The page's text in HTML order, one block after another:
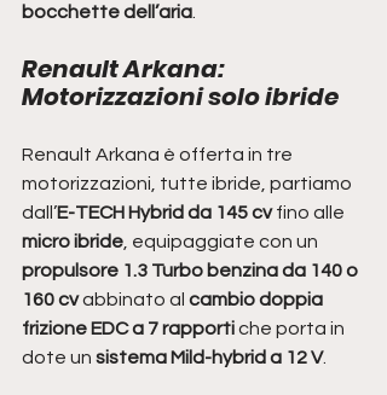
bocchette dell’aria
Renault Arkana:
Motorizzazioni solo ibride
Renault Arkana è offerta in tre
motorizzazioni, tutte ibride, partiamo
dall’E-TECH Hybrid da 145 cv fino alle
micro ibride , equipaggiate con un
propulsore 1.3 Turbo benzina da 140 o
160 cv abbinato al cambio doppia
frizione EDC a 7 rapporti che porta in
dote un sistema Mild-hybrid a 12 V.